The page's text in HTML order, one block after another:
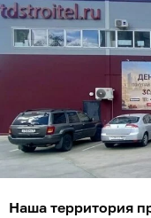
Наша территория